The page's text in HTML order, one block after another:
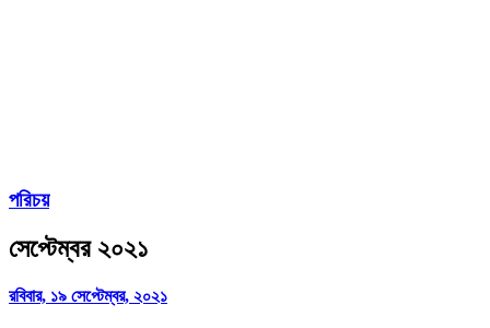
পরিচয়
সেপ্টেম্বর ২০২১
রবিবার, ১৯ সেপ্টেম্বর, ২০২১